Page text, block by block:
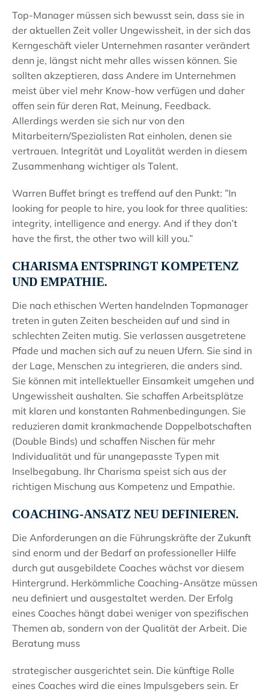
Top-Manager müssen sich bewusst sein, dass sie in
der aktuellen Zeit voller Ungewissheit, in der sich das
Kerngeschäft vieler Unternehmen rasanter verändert
denn je, längst nicht mehr alles wissen können. Sie
sollten akzeptieren, dass Andere im Unternehmen
meist über viel mehr Know-how verfügen und daher
offen sein für deren Rat, Meinung, Feedback.
Allerdings werden sie sich nur von den
Mitarbeitern/Spezialisten Rat einholen, denen sie
vertrauen. Integrität und Loyalität werden in diesem
Zusammenhang wichtiger als Talent.
Warren Buffet bringt es treffend auf den Punkt: ”In
looking for people to hire, you look for three qualities:
integrity, intelligence and energy. And if they don’t
have the first, the other two will kill you.”
CHARISMA ENTSPRINGT KOMPETENZ
UND EMPATHIE.
Die nach ethischen Werten handelnden Topmanager
treten in guten Zeiten bescheiden auf und sind in
schlechten Zeiten mutig. Sie verlassen ausgetretene
Pfade und machen sich auf zu neuen Ufern. Sie sind in
der Lage, Menschen zu integrieren, die anders sind.
Sie können mit intellektueller Einsamkeit umgehen und
Ungewissheit aushalten. Sie schaffen Arbeitsplätze
mit klaren und konstanten Rahmenbedingungen. Sie
reduzieren damit krankmachende Doppelbotschaften
(Double Binds) und schaffen Nischen für mehr
Individualität und für unangepasste Typen mit
Inselbegabung. Ihr Charisma speist sich aus der
richtigen Mischung aus Kompetenz und Empathie.
COACHING-ANSATZ NEU DEFINIEREN.
Die Anforderungen an die Führungskräfte der Zukunft
sind enorm und der Bedarf an professioneller Hilfe
durch gut ausgebildete Coaches wächst vor diesem
Hintergrund. Herkömmliche Coaching-Ansätze müssen
neu definiert und ausgestaltet werden. Der Erfolg
eines Coaches hängt dabei weniger von spezifischen
Themen ab, sondern von der Qualität der Arbeit. Die
Beratung muss
strategischer ausgerichtet sein. Die künftige Rolle
eines Coaches wird die eines Impulsgebers sein. Er